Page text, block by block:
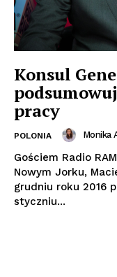
Konsul
pracy
POLONIA Monika
Gościem Radio
Nowym Jorku,
grudniu roku 2016
styczniu...